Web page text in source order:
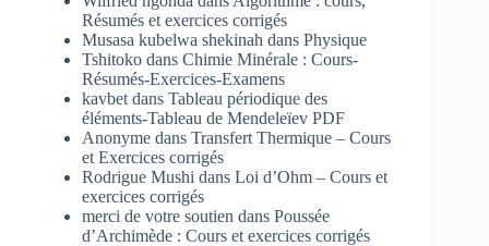
Résumés et exercices corrigés
Musasa kubelwa shekinah dans Physique
Tshitoko dans Chimie Minérale : Cours-
Résumés-Exercices-Examens
kavbet dans Tableau périodique des
éléments-Tableau de Mendeleïev PDF
Anonyme dans Transfert Thermique – Cours
et Exercices corrigés
Rodrigue Mushi dans Loi d’Ohm – Cours et
exercices corrigés
merci de votre soutien dans Poussée
d’Archimède : Cours et exercices corrigés